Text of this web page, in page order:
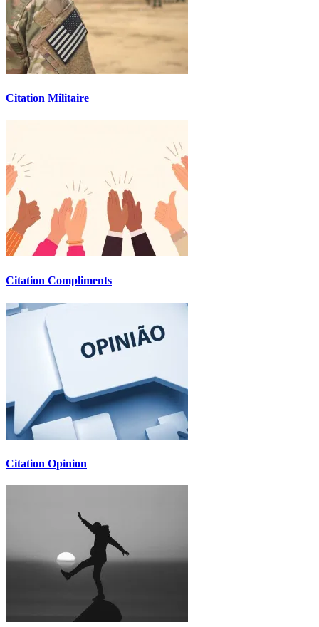
Citation Militaire
Citation Compliments
Citation Opinion